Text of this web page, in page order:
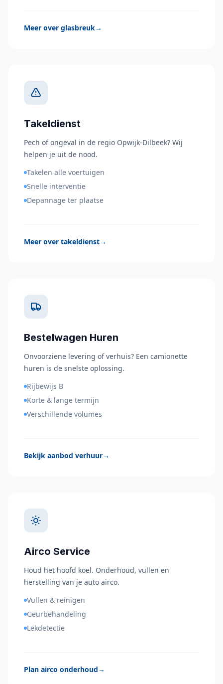
Meer over glasbreuk→
Takeldienst
Pech of ongeval in de regio Opwijk-Dilbeek? Wij
helpen je uit de nood.
Takelen alle voertuigen
Snelle interventie
Depannage ter plaatse
Meer over takeldienst→
Bestelwagen Huren
Onvoorziene levering of verhuis? Een camionette
huren is de snelste oplossing.
Rijbewijs B
Korte & lange termijn
Verschillende volumes
Bekijk aanbod verhuur→
Airco Service
Houd het hoofd koel. Onderhoud, vullen en
herstelling van je auto airco.
Vullen & reinigen
Geurbehandeling
Lekdetectie
Plan airco onderhoud→